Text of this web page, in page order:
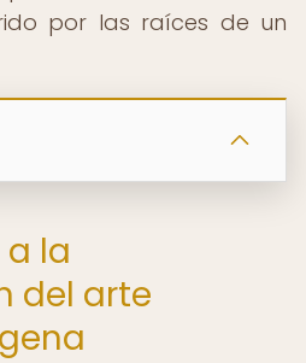
por las raíces de un
la
del arte